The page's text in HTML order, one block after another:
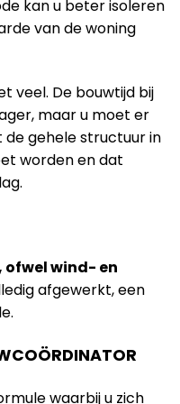
kan u beter isoleren
van de woning
veel. De bouwtijd bij
maar u moet er
gehele structuur in
worden en dat
ofwel wind- en
afgewerkt, een
waarbij u zich